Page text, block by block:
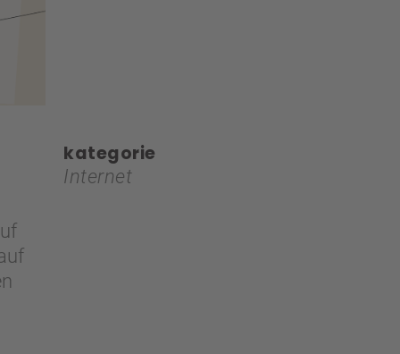
kategorie
Internet